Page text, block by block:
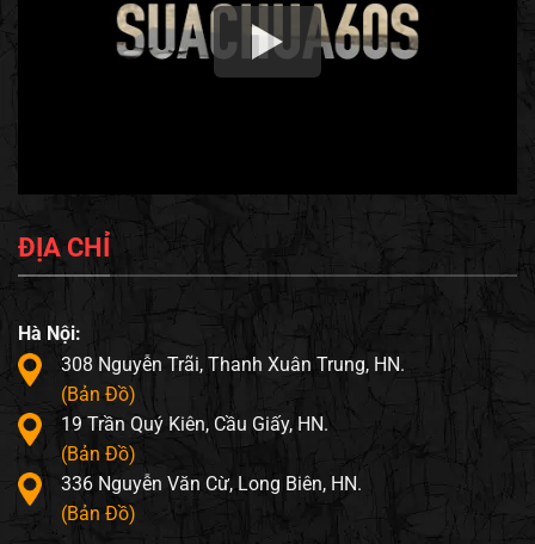
ĐỊA CHỈ
Hà Nội:
308 Nguyễn Trãi, Thanh Xuân Trung, HN.
(Bản Đồ)
19 Trần Quý Kiên, Cầu Giấy, HN.
(Bản Đồ)
336 Nguyễn Văn Cừ, Long Biên, HN.
(Bản Đồ)